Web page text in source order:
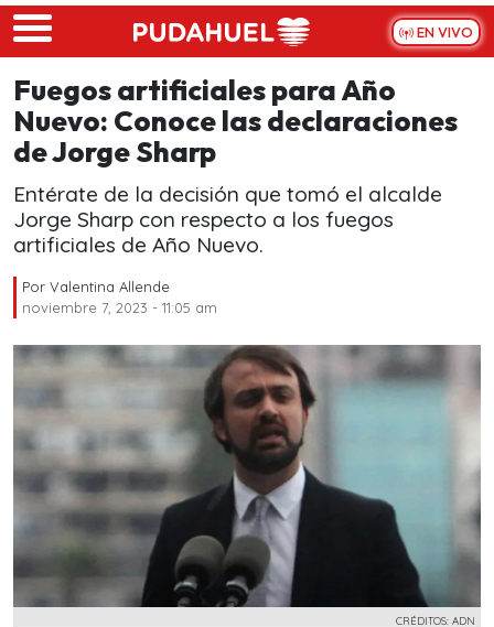
Skip to main content
EN VIVO
Fuegos artificiales para Año
Nuevo: Conoce las declaraciones
de Jorge Sharp
Entérate de la decisión que tomó el alcalde
Jorge Sharp con respecto a los fuegos
artificiales de Año Nuevo.
Por Valentina Allende
noviembre 7, 2023 - 11:05 am
CRÉDITOS: ADN